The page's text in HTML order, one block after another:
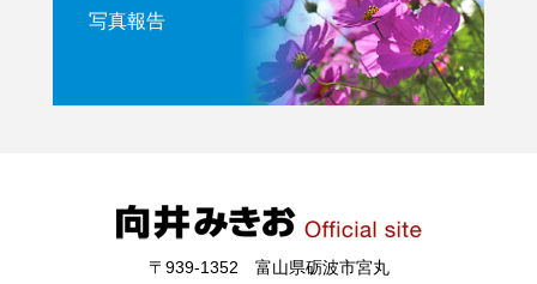
写真報告
〒939-1352 富山県砺波市宮丸